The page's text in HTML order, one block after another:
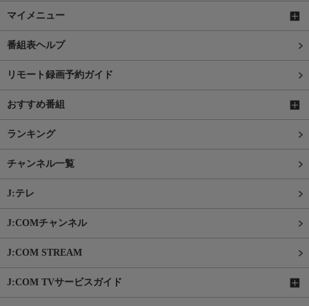
マイメニュー
番組表ヘルプ
リモート録画予約ガイド
おすすめ番組
ランキング
チャンネル一覧
J:テレ
J:COMチャンネル
J:COM STREAM
J:COM TVサービスガイド